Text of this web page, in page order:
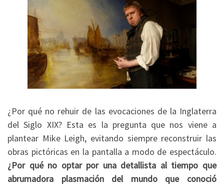
¿Por qué no rehuir de las evocaciones de la Inglaterra
del Siglo XIX? Esta es la pregunta que nos viene a
plantear Mike Leigh, evitando siempre reconstruir las
obras pictóricas en la pantalla a modo de espectáculo.
¿Por qué no optar por una detallista al tiempo que
abrumadora plasmación del mundo que conoció